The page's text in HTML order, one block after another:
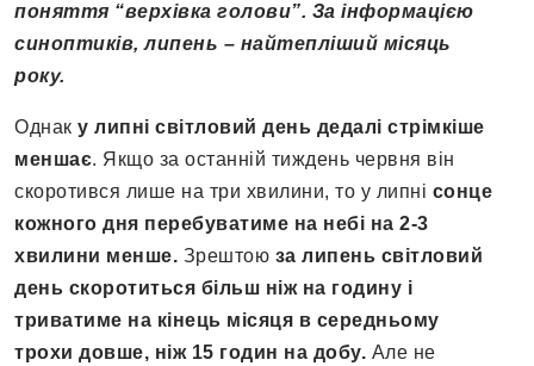
поняття “верхівка голови”. За інформацією
синоптиків, липень – найтепліший місяць
року.
Однак у липні світловий день дедалі стрімкіше
меншає. Якщо за останній тиждень червня він
скоротився лише на три хвилини, то у липні сонце
кожного дня перебуватиме на небі на 2-3
хвилини менше. Зрештою за липень світловий
день скоротиться більш ніж на годину і
триватиме на кінець місяця в середньому
трохи довше, ніж 15 годин на добу. Але не